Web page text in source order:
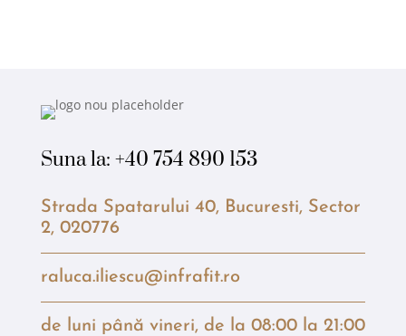
Suna la: +40 754 890 153
Strada Spatarului 40, Bucuresti, Sector
2, 020776
raluca.iliescu@infrafit.ro
de luni până vineri, de la 08:00 la 21:00